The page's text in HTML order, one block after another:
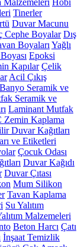
Malzemeleri Hobi
Tinerler
Duvar Macunu
Cephe Boyalar Dış
Boyaları Yağlı
Epoksi
Kapılar Çelik
Acil Çıkış
Banyo Seramik ve
Seramik ve
Laminant Mutfak
Zemin Kaplama
Duvar Kağıtları
ve Etiketleri
Çocuk Odası
Duvar Kağıdı
Duvar Çıtası
Mum Silikon
Tavan Kaplama
Su Yalıtım
Malzemeleri
Beton Harcı Çatı
İnşaat Temizlik